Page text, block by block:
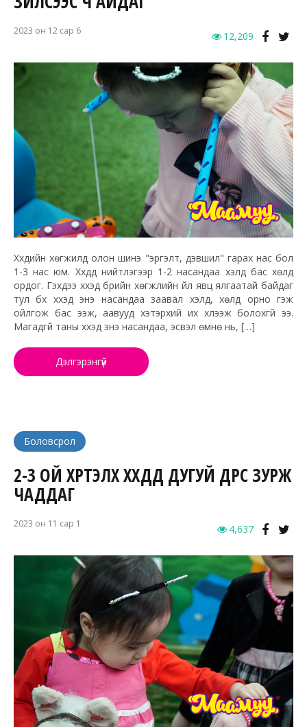
2023 он 12 сар 6 12,209
Хүүхдийн хөгжилд олон шинэ "эргэлт, дэвшил" гарах нас бол
1-3 нас юм. Хүүхдүүд нийтлэгээр 1-2 насандаа хэлд бас хөлд
ордог. Гэхдээ хүүхэд бүрийн хөгжлийн үйл явц ялгаатай байдаг
тул бүх хүүхэд энэ насандаа заавал хэлд, хөлд орно гэж
ойлгож бас ээж, аавууд хэтэрхий их хүлээж болохгүй ээ.
Магадгүй таны хүүхэд энэ насандаа, эсвэл өмнө нь, […]
Дэлгэрэнгүй
Боловсрол
2-3 ОЙ ХҮРТЭЛХ ХҮҮХДҮҮД ДУГУЙ ДҮРС ЗУРЖ
ЧАДДАГ
2023 он 11 сар 1 4,637